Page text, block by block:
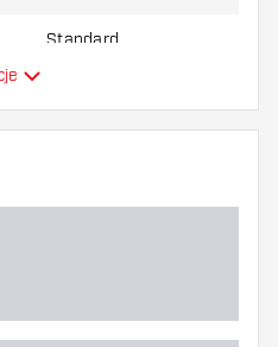
Standard